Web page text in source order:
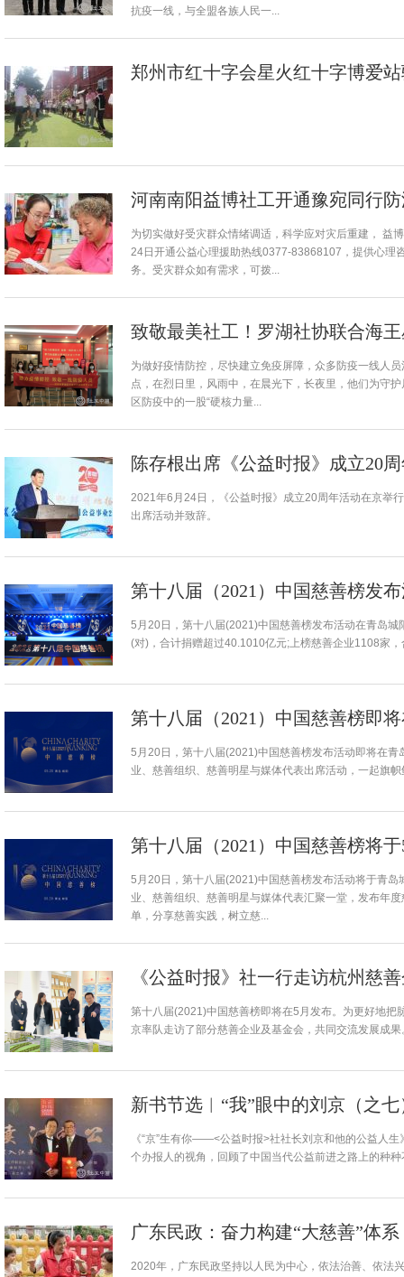
抗疫一线，与全盟各族人民一...
郑州市红十字会星火红十字博爱
河南南阳益博社工开通豫宛同行
为切实做好受灾群众情绪调适，科学应对灾后重建， 益
24日开通公益心理援助热线0377-83868107，提供心理
务。受灾群众如有需求，可拨...
致敬最美社工！罗湖社协联合海
为做好疫情防控，尽快建立免疫屏障，众多防疫一线人
点，在烈日里，风雨中，在晨光下，长夜里，他们为守
区防疫中的一股“硬核力量...
陈存根出席《公益时报》成立20
2021年6月24日，《公益时报》成立20周年活动在京举
出席活动并致辞。
第十八届（2021）中国慈善榜发
5月20日，第十八届(2021)中国慈善榜发布活动在青岛
(对)，合计捐赠超过40.1010亿元;上榜慈善企业1108家
第十八届（2021）中国慈善榜即
5月20日，第十八届(2021)中国慈善榜发布活动即将在
业、慈善组织、慈善明星与媒体代表出席活动，一起旗
第十八届（2021）中国慈善榜将
5月20日，第十八届(2021)中国慈善榜发布活动将于青
业、慈善组织、慈善明星与媒体代表汇聚一堂，发布年
单，分享慈善实践，树立慈...
《公益时报》社一行走访杭州慈
第十八届(2021)中国慈善榜即将在5月发布。为更好地把
京率队走访了部分慈善企业及基金会，共同交流发展成果
新书节选︱“我”眼中的刘京（之
《“京”生有你——<公益时报>社社长刘京和他的公益人
个办报人的视角，回顾了中国当代公益前进之路上的种
广东民政：奋力构建“大慈善”体系
2020年，广东民政坚持以人民为中心，依法治善、依法